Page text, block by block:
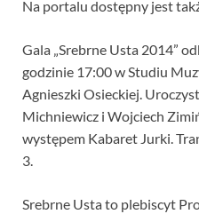
Na portalu dostępny jest
Gala „Srebrne Usta 2014”
godzinie 17:00 w Studiu
Agnieszki Osieckiej.
Michniewicz i Wojciech
występem Kabaret Jurki.
3.
Srebrne Usta to plebiscyt